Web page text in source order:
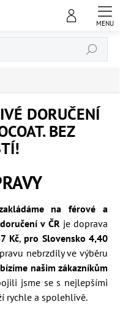
Hledat
DORUČENÍ
BEZ
na férové a
v ČRje doprava
Kč, pro Slovensko 4,40
nebrzdily ve výběru
našim zákazníkům
jsme se s nejlepšími
rychle a spolehlivě.